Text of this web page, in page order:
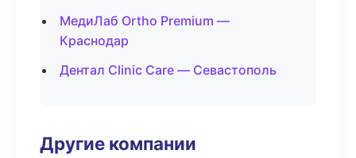
МедиЛаб Ortho Premium —
Краснодар
Дентал Clinic Care — Севастополь
Другие компании